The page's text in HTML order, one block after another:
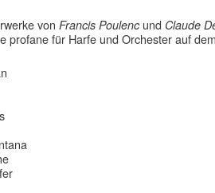
von Francis Poulencund Claude
profane für Harfe und Orchester auf